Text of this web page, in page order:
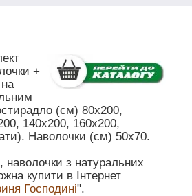
+
(см) 80х200,
140х200, 160х200,
Наволочки (см) 50х70.
наволочки з натуральних
купити в Інтернет
Господині".